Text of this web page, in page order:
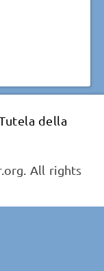
della
All rights